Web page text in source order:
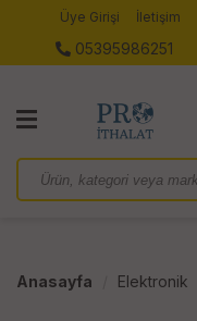
Üye Girişi İletişim
05395986251
Anasayfa Elektronik